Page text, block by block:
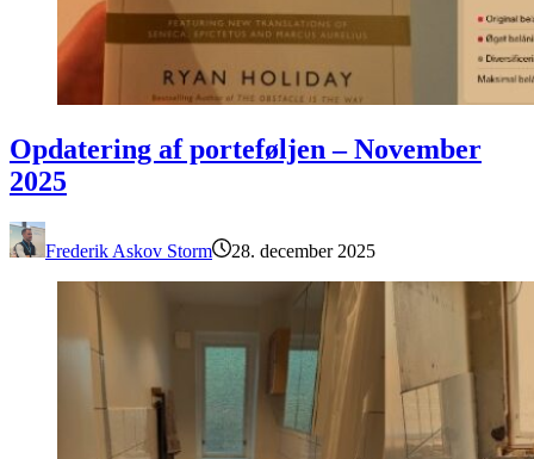
Opdatering af porteføljen – November
2025
Frederik Askov Storm 28. december 2025